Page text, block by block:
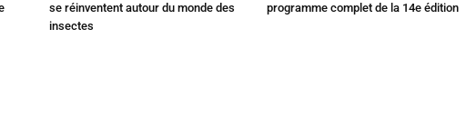
se réinventent autour du monde des
insectes
programme complet de la 14e édition